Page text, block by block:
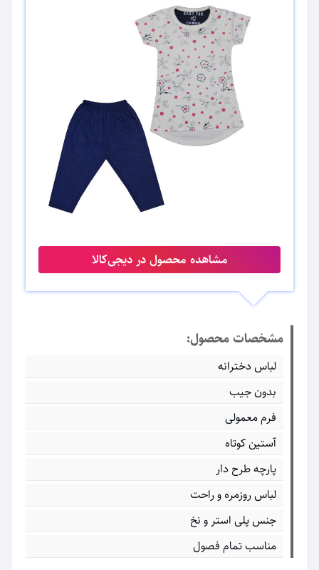
مشاهده محصول در دیجی‌کالا
مشخصات محصول:
لباس دخترانه
بدون جیب
فرم معمولی
آستین کوتاه
پارچه طرح دار
لباس روزمره و راحت
جنس پلی استر و نخ
مناسب تمام فصول